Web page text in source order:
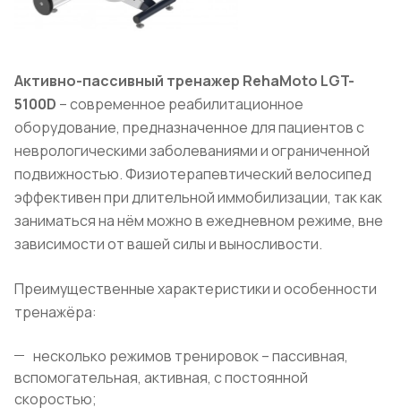
Активно-пассивный тренажер RehaMoto LGT-
5100D – современное реабилитационное
оборудование, предназначенное для пациентов с
неврологическими заболеваниями и ограниченной
подвижностью. Физиотерапевтический велосипед
эффективен при длительной иммобилизации, так как
заниматься на нём можно в ежедневном режиме, вне
зависимости от вашей силы и выносливости.
Преимущественные характеристики и особенности
тренажёра:
несколько режимов тренировок – пассивная,
вспомогательная, активная, с постоянной
скоростью;